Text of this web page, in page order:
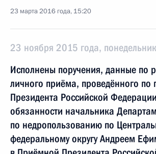
23 марта 2016 года, 15:20
23 ноября 2015 года, понедельник
Исполнены поручения, данные по
личного приёма, проведённого по
Президента Российской
обязанности начальника
по недропользованию по
федеральному округу Андреем